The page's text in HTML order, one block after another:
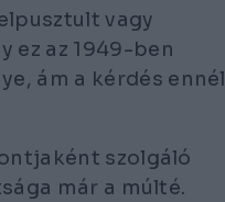
vagy
ez az 1949-ben
ám a kérdés ennél
szolgáló
már a múlté.